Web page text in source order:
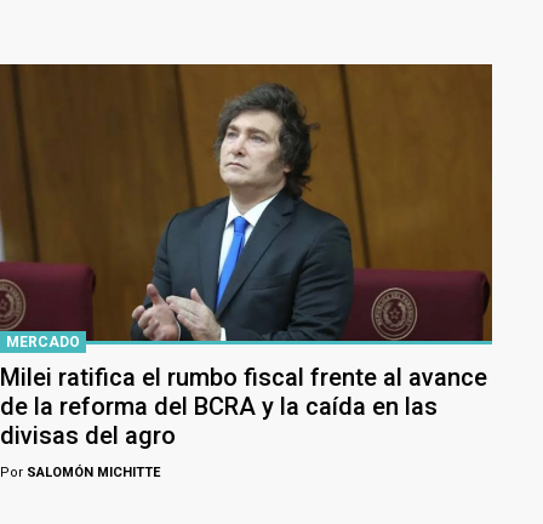
MERCADO
Milei ratifica el rumbo fiscal frente al avance
de la reforma del BCRA y la caída en las
divisas del agro
Por SALOMÓN MICHITTE